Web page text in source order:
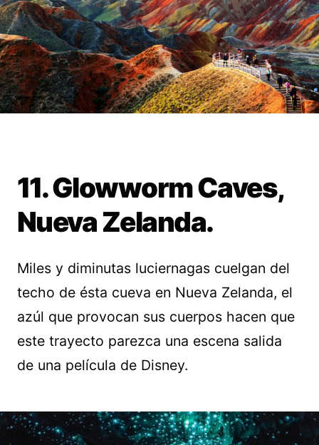
11. Glowworm Caves,
Nueva Zelanda.
Miles y diminutas luciernagas cuelgan del
techo de ésta cueva en Nueva Zelanda, el
azúl que provocan sus cuerpos hacen que
este trayecto parezca una escena salida
de una película de Disney.